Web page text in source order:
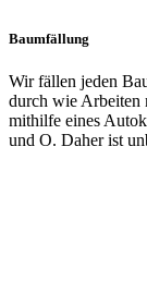
Baumfällung
Wir fällen jeden
durch wie Arbeiten
mithilfe eines
und O. Daher ist